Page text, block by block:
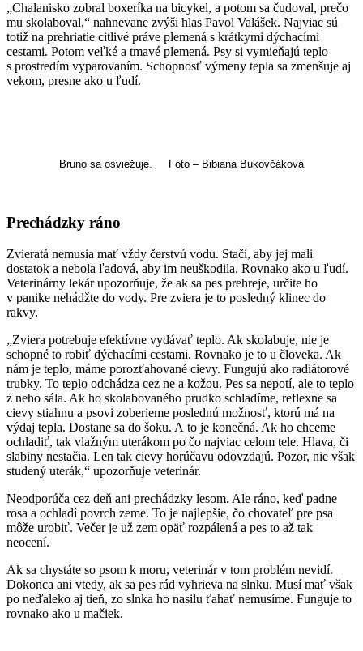
„Chalanisko zobral boxeríka na bicykel, a potom sa čudoval, prečo
mu skolaboval,“ nahnevane zvýši hlas Pavol Valášek. Najviac sú
totiž na prehriatie citlivé práve plemená s krátkymi dýchacími
cestami. Potom veľké a tmavé plemená. Psy si vymieňajú teplo
s prostredím vyparovaním. Schopnosť výmeny tepla sa zmenšuje aj
vekom, presne ako u ľudí.
Bruno sa osviežuje. Foto – Bibiana Bukovčáková
Prechádzky ráno
Zvieratá nemusia mať vždy čerstvú vodu. Stačí, aby jej mali
dostatok a nebola ľadová, aby im neuškodila. Rovnako ako u ľudí.
Veterinárny lekár upozorňuje, že ak sa pes prehreje, určite ho
v panike nehádžte do vody. Pre zviera je to posledný klinec do
rakvy.
„Zviera potrebuje efektívne vydávať teplo. Ak skolabuje, nie je
schopné to robiť dýchacími cestami. Rovnako je to u človeka. Ak
nám je teplo, máme porozťahované cievy. Fungujú ako radiátorové
trubky. To teplo odchádza cez ne a kožou. Pes sa nepotí, ale to teplo
z neho sála. Ak ho skolabovaného prudko schladíme, reflexne sa
cievy stiahnu a psovi zoberieme poslednú možnosť, ktorú má na
výdaj tepla. Dostane sa do šoku. A to je konečná. Ak ho chceme
ochladiť, tak vlažným uterákom po čo najviac celom tele. Hlava, či
slabiny nestačia. Len tak cievy horúčavu odovzdajú. Pozor, nie však
studený uterák,“ upozorňuje veterinár.
Neodporúča cez deň ani prechádzky lesom. Ale ráno, keď padne
rosa a ochladí povrch zeme. To je najlepšie, čo chovateľ pre psa
môže urobiť. Večer je už zem opäť rozpálená a pes to až tak
neocení.
Ak sa chystáte so psom k moru, veterinár v tom problém nevidí.
Dokonca ani vtedy, ak sa pes rád vyhrieva na slnku. Musí mať však
po neďaleko aj tieň, zo slnka ho nasilu ťahať nemusíme. Funguje to
rovnako ako u mačiek.